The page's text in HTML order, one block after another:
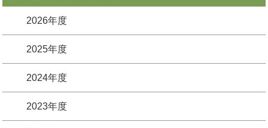
2026年度
2025年度
2024年度
2023年度